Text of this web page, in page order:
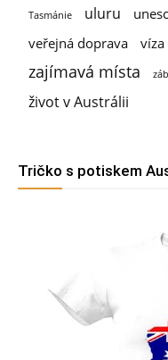
Tasmánie uluru
veřejná doprava víza
zajímavá místa
život v Austrálii
Tričko s potiskem